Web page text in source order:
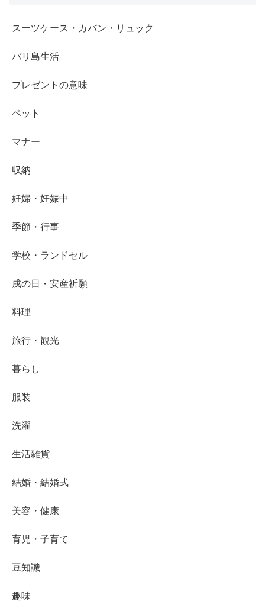
スーツケース・カバン・リュック
バリ島生活
プレゼントの意味
ペット
マナー
収納
妊婦・妊娠中
季節・行事
学校・ランドセル
戌の日・安産祈願
料理
旅行・観光
暮らし
服装
洗濯
生活雑貨
結婚・結婚式
美容・健康
育児・子育て
豆知識
趣味